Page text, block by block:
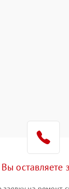
Вы оставляете